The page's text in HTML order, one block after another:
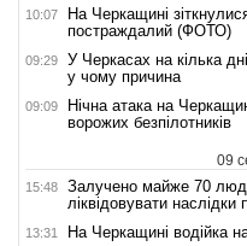
10:07
На Черкащині
постраждалий (ФОТО)
09:29
У Черкасах на кілька
у чому причина
09:09
Нічна атака на
ворожих безпілотників
09
15:48
Залучено майже 70
ліквідовувати
13:31 На Черкащині водійка